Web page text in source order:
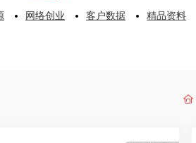
网络创业 客户数据 精品资料
